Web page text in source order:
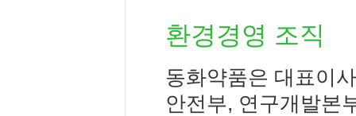
환경경영 조직
동화약품은 대표이
안전부, 연구개발본